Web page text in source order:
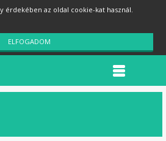
érdekében az oldal cookie-kat használ.
ELFOGADOM